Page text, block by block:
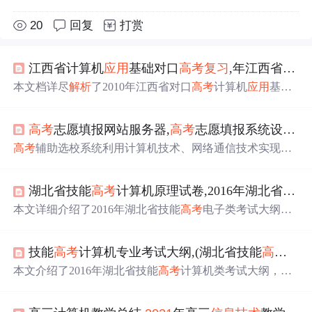
20 回复 打赏
江西省计算机应用基础对口 高考复习,年江西省对口
本文档详尽解析了2010年江西省对口高考计算机应用基础
考。高考志愿填报网站服务器,高考志愿填报系统设计方案.
高考辅助选校系统利用计算机技术、网络通信技术实现高
助考生准确、高效地选择学校。采用SQL Server数据库和J
SP结合JAVA进行开发，确保系统安全性和管理效率。关键
湖北省技能高考计算机原理试卷,2016年湖北省技能
本文详细介绍了2016年湖北省技能高考电子类考试大纲，
子技术基础、维修电工操作知识和电子装配操作等方面，
旨在测试考生的专业知识和实用技能。考试形式包括专业
技能高考计算机专业考试大纲,(湖北省技能高考
本文介绍了2016年湖北省技能高考计算机类考试大纲，该